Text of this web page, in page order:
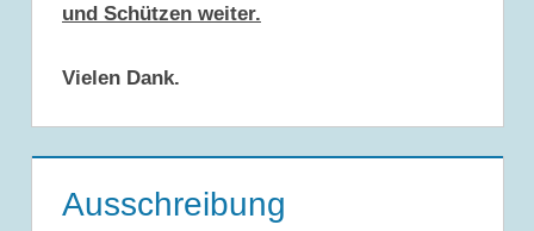
und Schützen weiter.
Vielen Dank.
Ausschreibung